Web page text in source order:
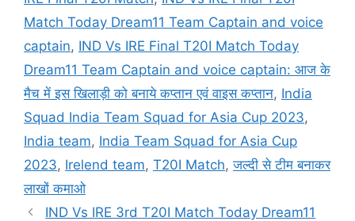
Match Today Dream11 Team Captain and voice
captain, IND Vs IRE Final T20I Match Today
Dream11 Team Captain and voice captain: आज के
मैच में इस खिलाड़ी को बनाये कप्तान एवं वाइस कप्तान, India
Squad India Team Squad for Asia Cup 2023,
India team, India Team Squad for Asia Cup
2023, Irelend team, T20I Match,जल्दी से टीम बनाकर
लाखों कमाओ
IND Vs IRE 3rd T20I Match Today Dream11